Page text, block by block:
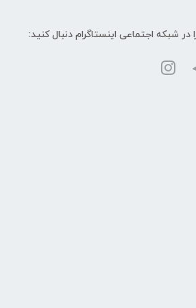
در شبکه‌ اجتماعی اینستاگرام دنبال کنید: